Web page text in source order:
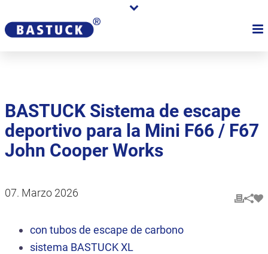
BASTUCK Sistema de escape
deportivo para la Mini F66 / F67
John Cooper Works
07. Marzo 2026
con tubos de escape de carbono
sistema BASTUCK XL